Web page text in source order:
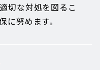
切な対処を図るこ
に努めます。